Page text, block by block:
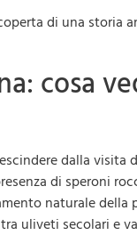
di una storia
cosa
dalla visita
di speroni
naturale
uliveti secolari e